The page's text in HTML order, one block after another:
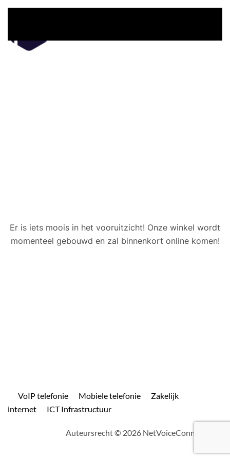
Er is iets moois in het vooruitzicht! Onze winkel wordt
momenteel gebouwd en zal binnenkort online komen!
VoIP telefonie Mobiele telefonie
Zakelijk
internet
ICT Infrastructuur
Auteursrecht © 2026 NetVoiceConnect.com